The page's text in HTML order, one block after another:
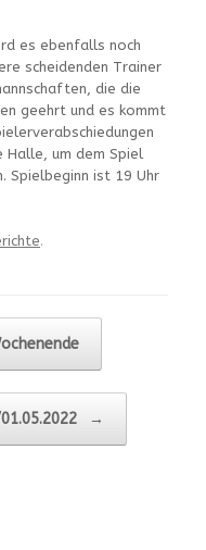
es ebenfalls noch
scheidenden Trainer
die die
geehrt und es kommt
Halle, um dem Spiel
Spielbeginn ist 19 Uhr
.
→